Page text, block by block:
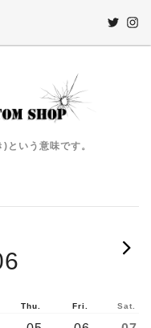
いう意味です。
Thu. Fri. Sat.